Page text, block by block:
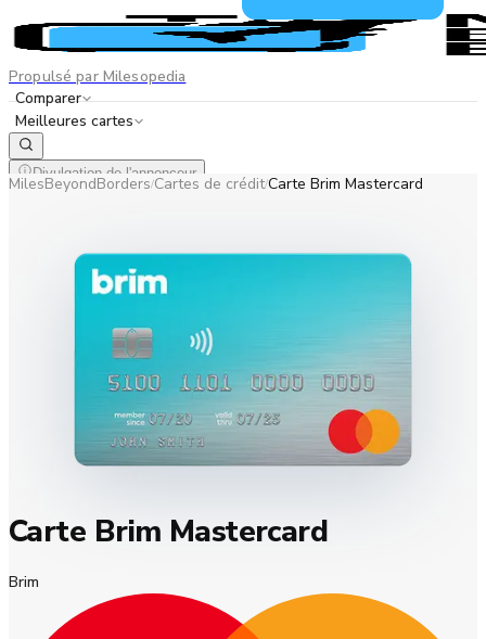
Propulsé par Milesopedia
Comparer
Meilleures cartes
Divulgation de l'annonceur
ENFR
MilesBeyondBorders/Cartes de crédit/Carte Brim Mastercard
Carte Brim Mastercard
Brim